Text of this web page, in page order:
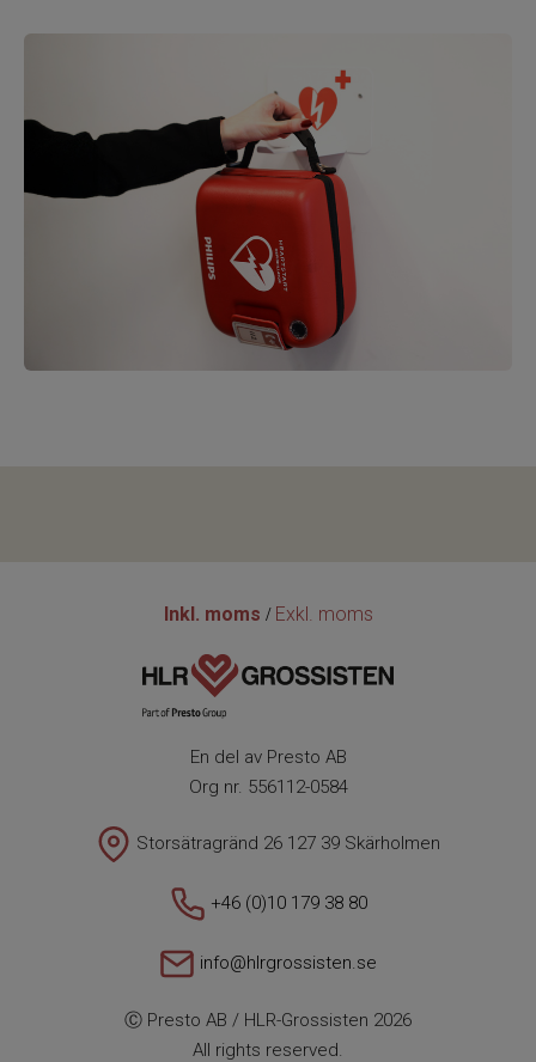
Inkl. moms / Exkl. moms
En del av Presto AB
Org nr. 556112-0584
Storsätragränd 26 127 39 Skärholmen
+46 (0)10 179 38 80
info@hlrgrossisten.se
Ⓒ Presto AB / HLR-Grossisten 2026
All rights reserved.